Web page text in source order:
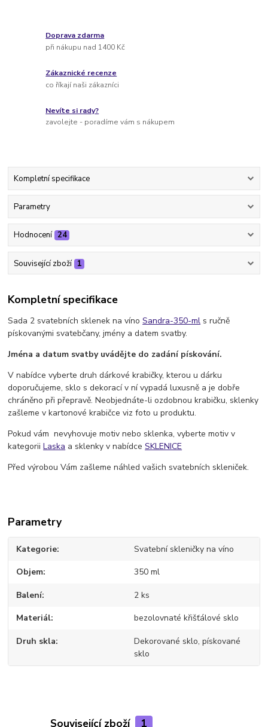
Doprava zdarma
při nákupu nad 1400 Kč
Zákaznické recenze
co říkají naši zákazníci
Nevíte si rady?
zavolejte - poradíme vám s nákupem
Kompletní specifikace
Parametry
Hodnocení 24
Související zboží 1
Kompletní specifikace
Sada 2 svatebních sklenek na vínoSandra-350-ml s ručně
pískovanými svatebčany, jmény a datem svatby.
Jména a datum svatby uvádějte do zadání pískování.
V nabídce vyberte druh dárkové krabičky, kterou u dárku
doporučujeme, sklo s dekorací v ní vypadá luxusně a je dobře
chráněno při přepravě. Neobjednáte-li ozdobnou krabičku, sklenky
zašleme v kartonové krabičce viz foto u produktu.
Pokud vám nevyhovuje motiv nebo sklenka, vyberte motiv v
kategoriiLaska a sklenky v nabídceSKLENICE
Před výrobou Vám zašleme náhled vašich svatebních skleniček.
Parametry
Kategorie Svatební skleničky na víno
Objem 350 ml
Balení 2 ks
Materiál bezolovnaté křišťálové sklo
Druh skla
Dekorované sklo, pískované
sklo
Související zboží 1